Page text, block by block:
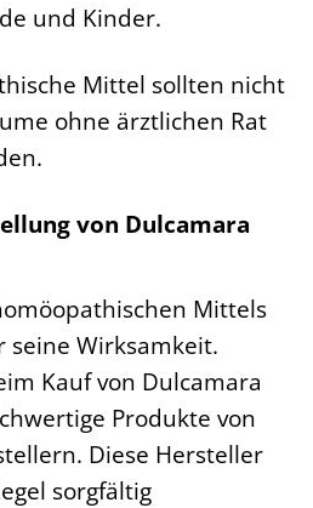
und Kinder.
Mittel sollten nicht
ohne ärztlichen Rat
von Dulcamara
Mittels
Wirksamkeit.
Kauf von Dulcamara
Produkte von
Diese Hersteller
sorgfältig